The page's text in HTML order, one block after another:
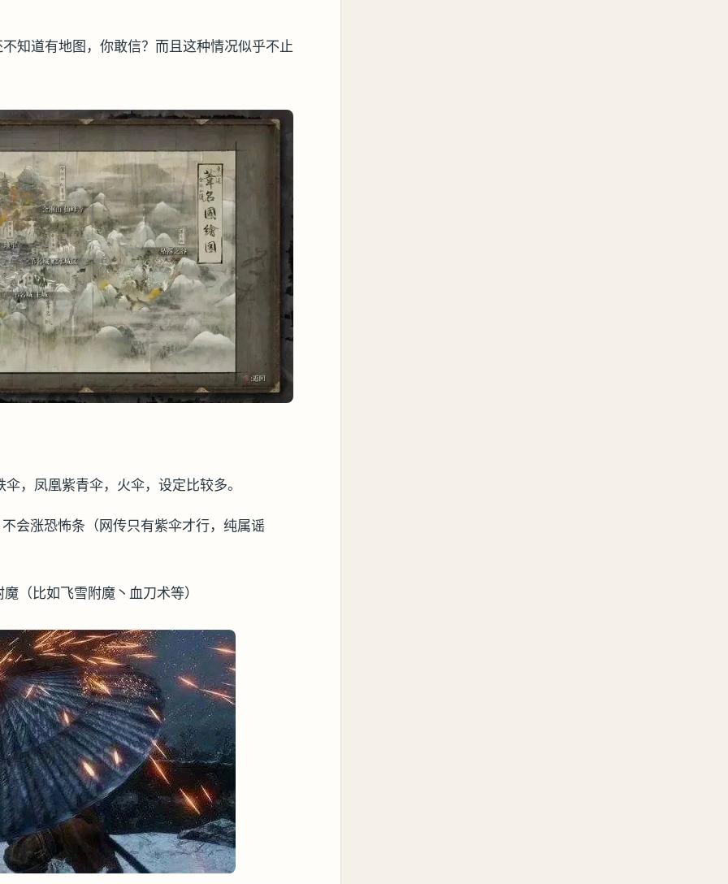
知道有地图，你敢信？而且这种情况似乎不止
，凤凰紫青伞，火伞，设定比较多。
会涨恐怖条（网传只有紫伞才行，纯属谣
（比如飞雪附魔丶血刀术等）